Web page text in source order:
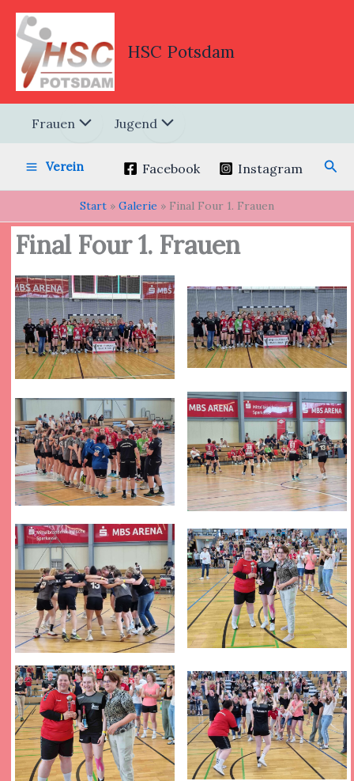
Zum
Inhalt
springen
HSC Potsdam
Frauen Jugend
Verein Facebook Instagram
Start Galerie Final Four 1. Frauen
Final Four 1. Frauen